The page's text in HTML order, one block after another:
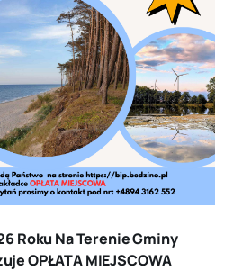
Roku Na Terenie Gminy
OPŁATA MIEJSCOWA